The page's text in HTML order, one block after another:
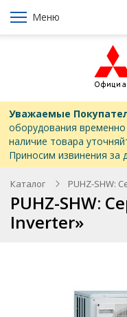
Меню
Уважаемые
оборудования
наличие товара
Приносим извинения за
Каталог PUHZ-SHW:
PUHZ-SHW:
Inverter»